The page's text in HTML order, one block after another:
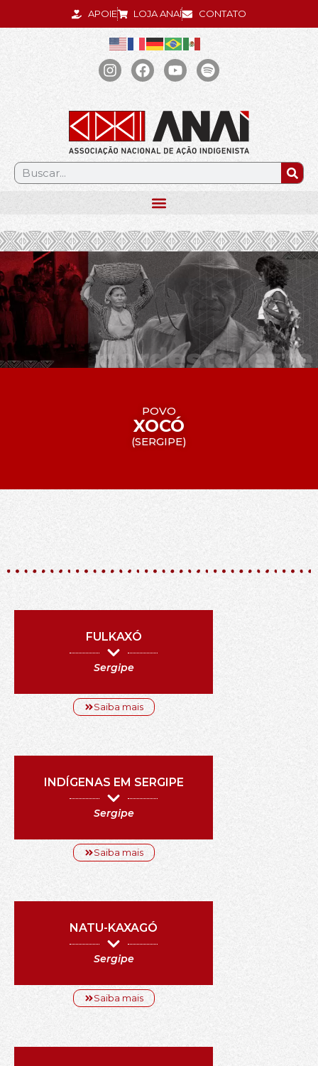
APOIE LOJA ANAÍ CONTATO
.
POVO
XOCÓ
(SERGIPE)
FULKAXÓ
Sergipe
Saiba mais
INDÍGENAS EM SERGIPE
Sergipe
Saiba mais
NATU-KAXAGÓ
Sergipe
Saiba mais